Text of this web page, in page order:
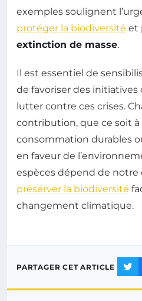
exemples soulignent
protéger la biodiversité et
extinction de masse.
Il est essentiel de
de favoriser des
lutter contre ces crises.
contribution, que ce soit à
consommation durables
en faveur de
espèces dépend de
préserver la biodiversité
changement climatique.
PARTAGER CET ARTICLE